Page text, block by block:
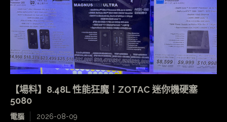
【場料】8.48L 性能狂魔！ZOTAC 迷你機硬塞
5080
電腦 2026-08-09